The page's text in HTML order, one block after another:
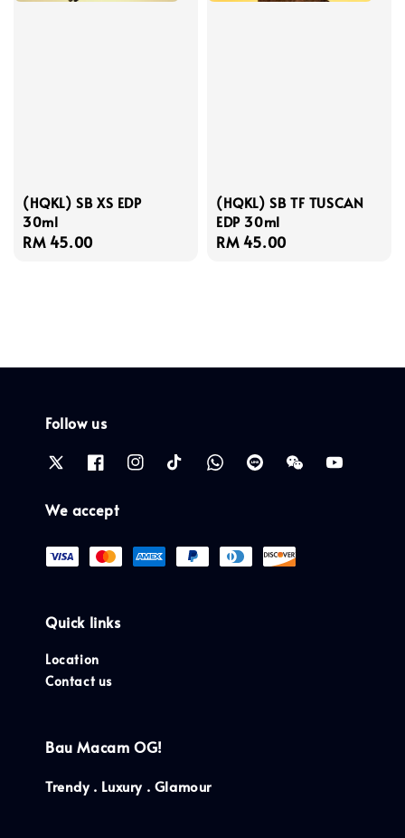
(HQKL) SB XS EDP
30ml
Regular
RM 45.00
(HQKL) SB TF TUSCAN
EDP 30ml
Regular
RM 45.00
Follow us
We accept
Quick links
Location
Contact us
Bau Macam OG!
Trendy . Luxury . Glamour